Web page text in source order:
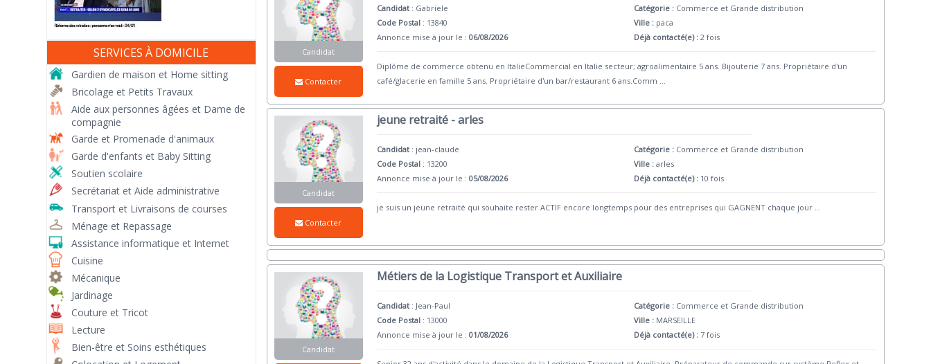
Candidat
Contacter
Candidat : Gabriele
Code Postal : 13840
Annonce mise à jour le :06/08/2026
Catégorie : Commerce et Grande distribution
Ville : paca
Déjà contacté(e) : 2 fois
Diplôme de commerce obtenu en ItalieCommercial en Italie secteur; agroalimentaire 5 ans. Bijouterie 7 ans. Propriétaire d'un
café/glacerie en famille 5 ans. Propriétaire d'un bar/restaurant 6 ans.Comm ...
Candidat
Contacter
jeune retraité - arles
Candidat : jean-claude
Code Postal : 13200
Annonce mise à jour le :05/08/2026
Catégorie : Commerce et Grande distribution
Ville :arles
Déjà contacté(e) : 10 fois
je suis un jeune retraité qui souhaite rester ACTIF encore longtemps pour des entreprises qui GAGNENT chaque jour
Candidat
Métiers de la Logistique Transport et Auxiliaire
Candidat : Jean-Paul
Code Postal : 13000
Annonce mise à jour le :01/08/2026
Catégorie : Commerce et Grande distribution
Ville : MARSEILLE
Déjà contacté(e) : 7 fois
SERVICES À DOMICILE
Gardien de maison et Home sitting
Bricolage et Petits Travaux
Aide aux personnes âgées et Dame de
compagnie
Garde et Promenade d'animaux
Garde d'enfants et Baby Sitting
Soutien scolaire
Secrétariat et Aide administrative
Transport et Livraisons de courses
Ménage et Repassage
Assistance informatique et Internet
Cuisine
Mécanique
Jardinage
Couture et Tricot
Lecture
Bien-être et Soins esthétiques